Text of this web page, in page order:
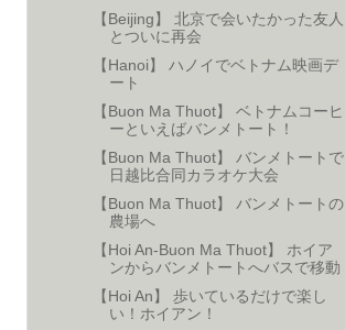
【Beijing】 北京で会いたかった友人
とついに再会
【Hanoi】 ハノイでベトナム映画デ
ート
【Buon Ma Thuot】 ベトナムコーヒ
ーといえばバンメトート！
【Buon Ma Thuot】 バンメトートで
日越比合同カラオケ大会
【Buon Ma Thuot】 バンメトートの
農場へ
【Hoi An-Buon Ma Thuot】 ホイア
ンからバンメトートへバスで移動
【Hoi An】 歩いているだけで楽し
い！ホイアン！